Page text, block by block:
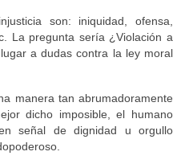
son: iniquidad, ofensa,
La pregunta sería ¿Violación a
a dudas contra la ley moral
manera tan abrumadoramente
dicho imposible, el humano
señal de dignidad u orgullo